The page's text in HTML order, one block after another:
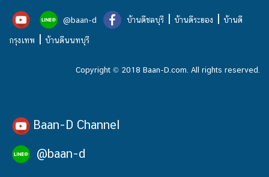
@baan-d บ้านดีชลบุรี | บ้านดีระยอง | บ้านดี
กรุงเทพ | บ้านดีนนทบุรี
Copyright © 2018 Baan-D.com. All rights reserved.
Baan-D Channel
@baan-d